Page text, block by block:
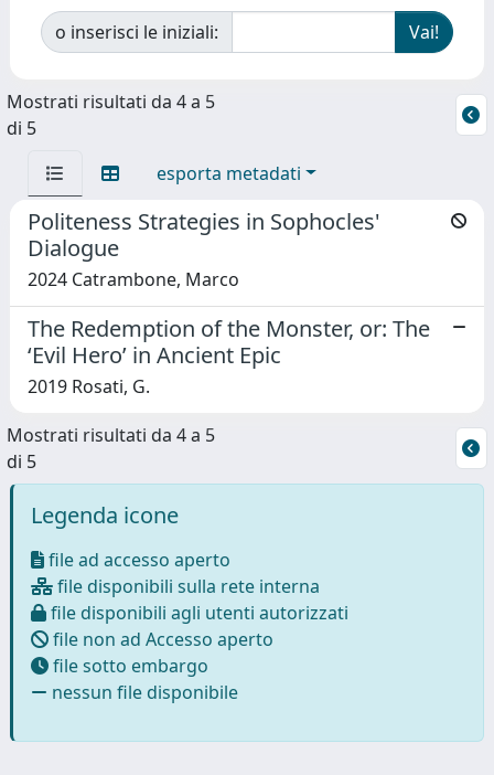
o inserisci le iniziali:
Mostrati risultati da 4 a 5
di 5
esporta metadati
Politeness Strategies in Sophocles'
Dialogue
2024 Catrambone, Marco
The Redemption of the Monster, or: The
‘Evil Hero’ in Ancient Epic
2019 Rosati, G.
Mostrati risultati da 4 a 5
di 5
Legenda icone
file ad accesso aperto
file disponibili sulla rete interna
file disponibili agli utenti autorizzati
file non ad Accesso aperto
file sotto embargo
nessun file disponibile